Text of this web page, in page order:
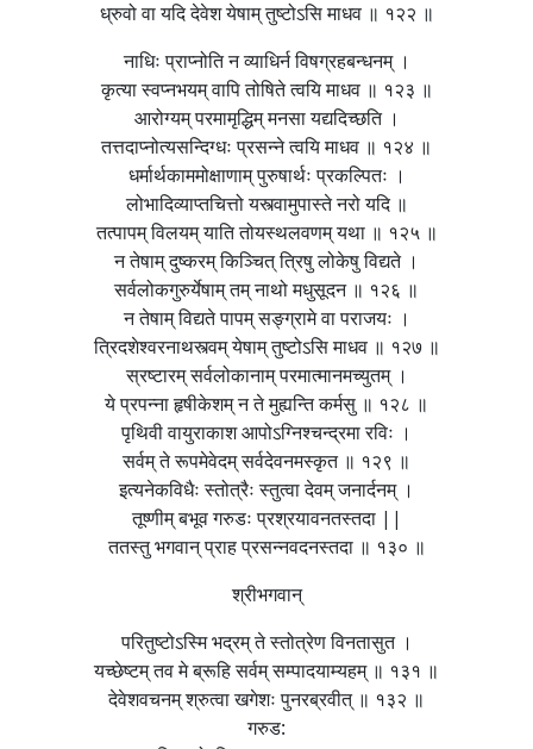
ध्रुवो वा यदि देवेश येषाम् तुष्टोऽसि माधव ॥ १२२ ॥
नाधिः प्राप्नोति न व्याधिर्न विषग्रहबन्धनम् ।
कृत्या स्वप्नभयम् वापि तोषिते त्वयि माधव ॥ १२३ ॥
आरोग्यम् परमामृद्धिम् मनसा यद्यदिच्छति ।
तत्तदाप्नोत्यसन्दिग्धः प्रसन्ने त्वयि माधव ॥ १२४ ॥
धर्मार्थकाममोक्षाणाम् पुरुषार्थः प्रकल्पितः ।
लोभादिव्याप्तचित्तो यस्त्वामुपास्ते नरो यदि ॥
तत्पापम् विलयम् याति तोयस्थलवणम् यथा ॥ १२५ ॥
न तेषाम् दुष्करम् किञ्चित् त्रिषु लोकेषु विद्यते ।
सर्वलोकगुरुर्येषाम् तम् नाथो मधुसूदन ॥ १२६ ॥
न तेषाम् विद्यते पापम् सङ्ग्रामे वा पराजयः ।
त्रिदशेश्वरनाथस्त्वम् येषाम् तुष्टोऽसि माधव ॥ १२७ ॥
स्रष्टारम् सर्वलोकानाम् परमात्मानमच्युतम् ।
ये प्रपन्ना हृषीकेशम् न ते मुह्यन्ति कर्मसु ॥ १२८ ॥
पृथिवी वायुराकाश आपोऽग्निश्चन्द्रमा रविः ।
सर्वम् ते रूपमेवेदम् सर्वदेवनमस्कृत ॥ १२९ ॥
इत्यनेकविधैः स्तोत्रैः स्तुत्वा देवम् जनार्दनम् ।
तूष्णीम् बभूव गरुडः प्रश्रयावनतस्तदा ||
ततस्तु भगवान् प्राह प्रसन्नवदनस्तदा ॥ १३० ॥
श्रीभगवान्
परितुष्टोऽस्मि भद्रम् ते स्तोत्रेण विनतासुत ।
यच्छेष्टम् तव मे ब्रूहि सर्वम् सम्पादयाम्यहम् ॥ १३१ ॥
देवेशवचनम् श्रुत्वा खगेशः पुनरब्रवीत् ॥ १३२ ॥
गरुड: